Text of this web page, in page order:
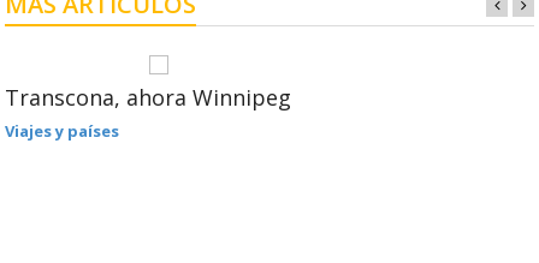
Transcona, ahora Winnipeg
Viajes y países